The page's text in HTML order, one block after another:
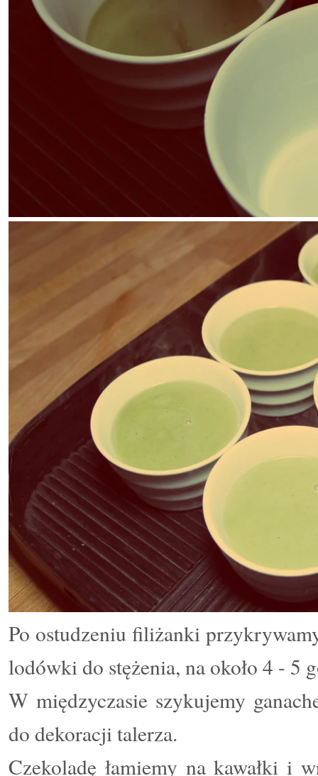
Po ostudzeniu filiżanki
lodówki do stężenia, na około 4 - 5
W międzyczasie szykujemy
do dekoracji talerza.
Czekoladę łamiemy na kawałki i